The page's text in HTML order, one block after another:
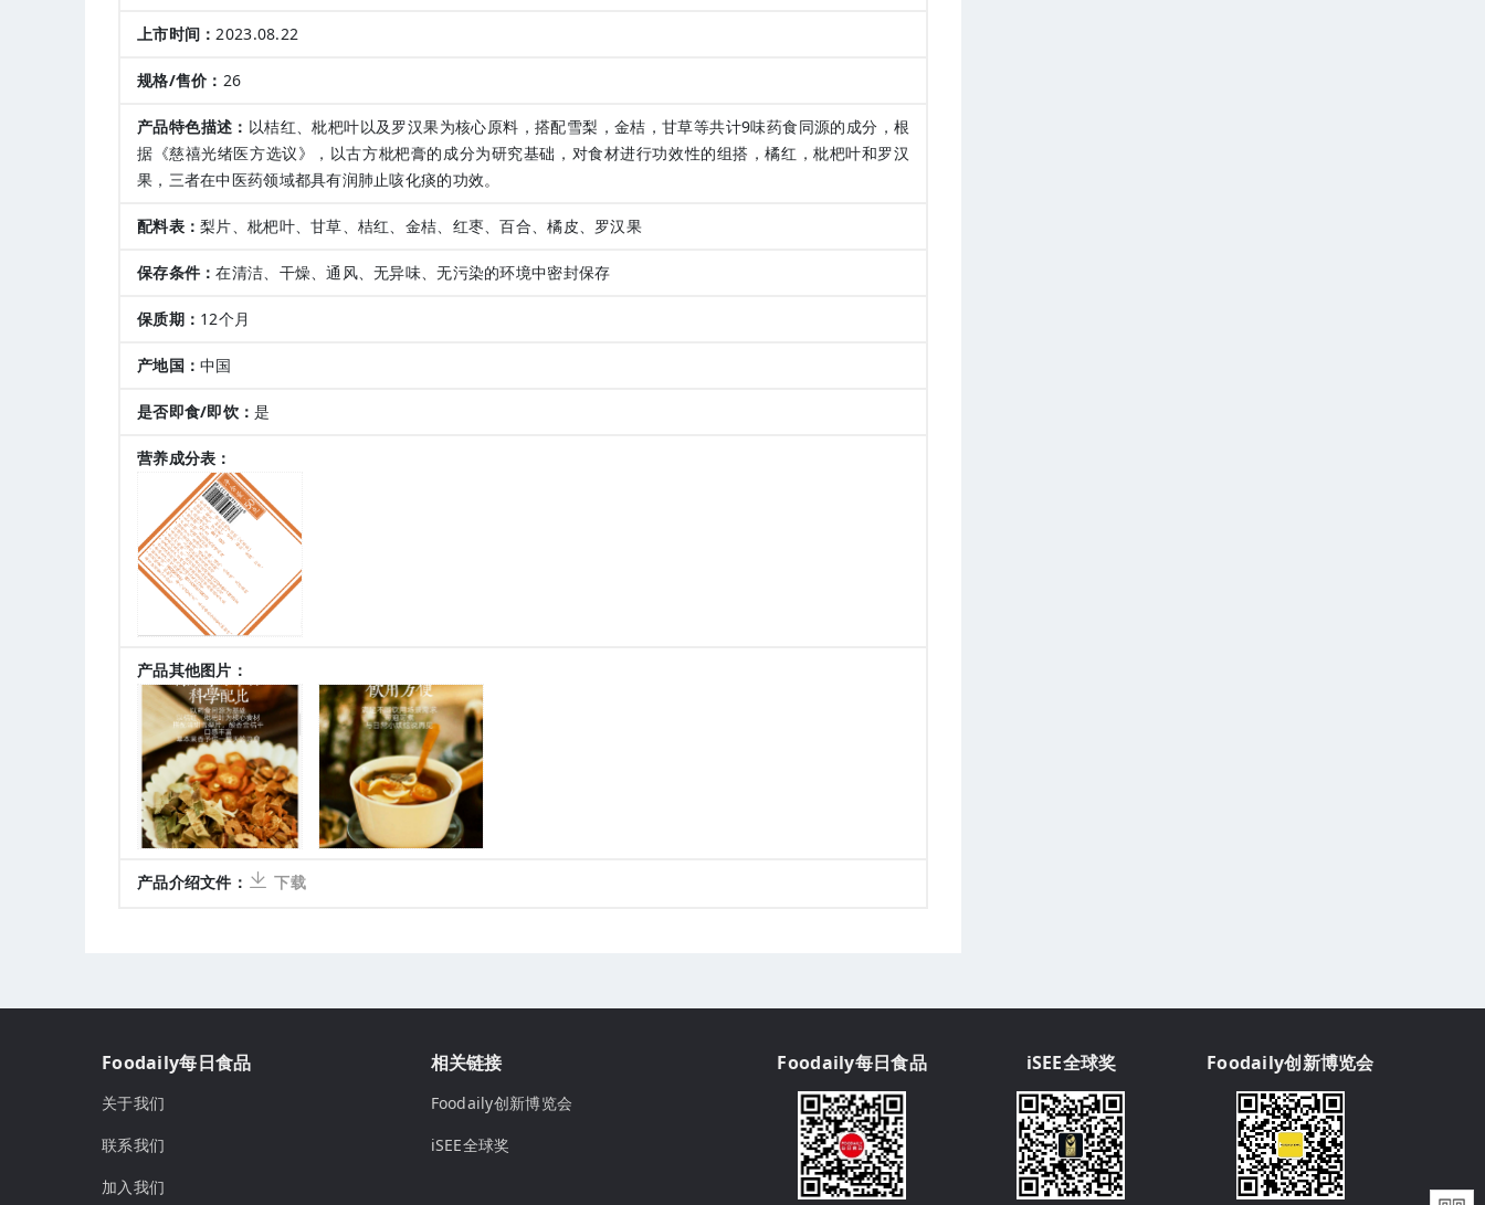
上市时间：2023.08.22
规格/售价： 26
产品特色描述： 以桔红、枇杷叶以及罗汉果为核心原料，搭配雪梨，金桔，甘草等共计9味药食同源的成分，根
据《慈禧光绪医方选议》，以古方枇杷膏的成分为研究基础，对食材进行功效性的组搭，橘红，枇杷叶和罗汉
果，三者在中医药领域都具有润肺止咳化痰的功效。
配料表：梨片、枇杷叶、甘草、桔红、金桔、红枣、百合、橘皮、罗汉果
保存条件：在清洁、干燥、通风、无异味、无污染的环境中密封保存
保质期： 12个月
产地国：中国
是否即食/即饮：是
营养成分表：
产品其他图片：
产品介绍文件： 下载
Foodaily每日食品
关于我们
联系我们
加入我们
相关链接
Foodaily创新博览会
iSEE全球奖
Foodaily每日食品 iSEE全球奖 Foodaily创新博览会